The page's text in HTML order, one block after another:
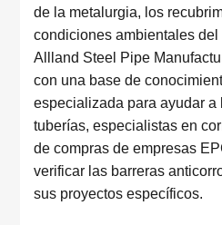
de la metalurgia, los
condiciones ambientales
Allland Steel Pipe
con una base de
especializada para ayudar a
tuberías, especialistas en
de compras de empresas
verificar las barreras
sus proyectos específicos.